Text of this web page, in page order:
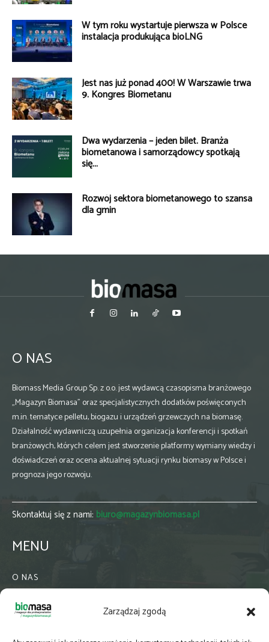
Zarządzaj zgodą
W tym roku wystartuje pierwsza w Polsce
instalacja produkująca bioLNG
Jest nas już ponad 400! W Warszawie trwa
9. Kongres Biometanu
Dwa wydarzenia – jeden bilet. Branża
biometanowa i samorządowcy spotkają
się...
Rozwój sektora biometanowego to szansa
dla gmin
O NAS
Biomass Media Group Sp. z o.o. jest wydawcą czasopisma branżowego
„Magazyn Biomasa” oraz specjalistycznych dodatków poświęconych
m.in. tematyce pelletu, biogazu i urządzeń grzewczych na biomasę.
Działalność wydawniczą uzupełnia organizacja konferencji i spotkań
branżowych, których celem jest stworzenie platformy wymiany wiedzy i
doświadczeń oraz ocena aktualnej sytuacji rynku biomasy w Polsce i
prognoza jego rozwoju.
Skontaktuj się z nami: biuro@magazynbiomasa.pl
MENU
O NAS
WSPÓŁPRACA